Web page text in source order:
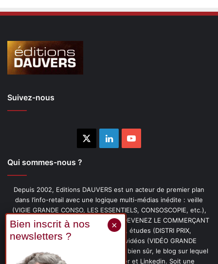
Suivez-nous
LinkedinYouTube
Qui sommes-nous ?
Depuis 2002, Editions DAUVERS est un acteur de premier plan
dans l’info-retail avec une logique multi-médias inédite : veille
(VIGIE GRANDE CONSO, LES ESSENTIELS, CONSOSCOPIE, etc.),
livres (PENSER-CLIENT, IMAGE-PRIX, DEVENEZ LE COMMERÇANT
PRÉFÉRÉ DE VOS CLIENTS, etc.), études (DISTRI PRIX,
PROMOFLASH, DRIVE INSIGHTS), vidéos (VIDÉO GRANDE
CONSO), podcasts (CAFÉ CONSO) et, bien sûr, le blog sur lequel
vous êtes, ainsi que les fils Twitter et Linkedin. Soit une